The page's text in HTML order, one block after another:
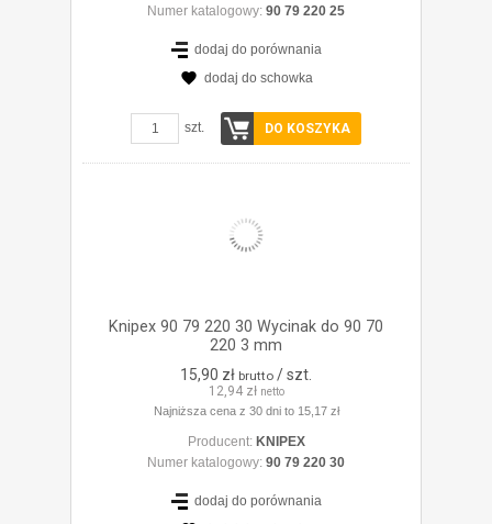
Numer katalogowy: 90 79 220 25
dodaj do porównania
dodaj do schowka
szt. DO KOSZYKA
Knipex 90 79 220 30 Wycinak do 90 70
220 3 mm
15,90 zł brutto / szt.
12,94 zł netto
Najniższa cena z 30 dni to 15,17 zł
Producent: KNIPEX
Numer katalogowy: 90 79 220 30
dodaj do porównania